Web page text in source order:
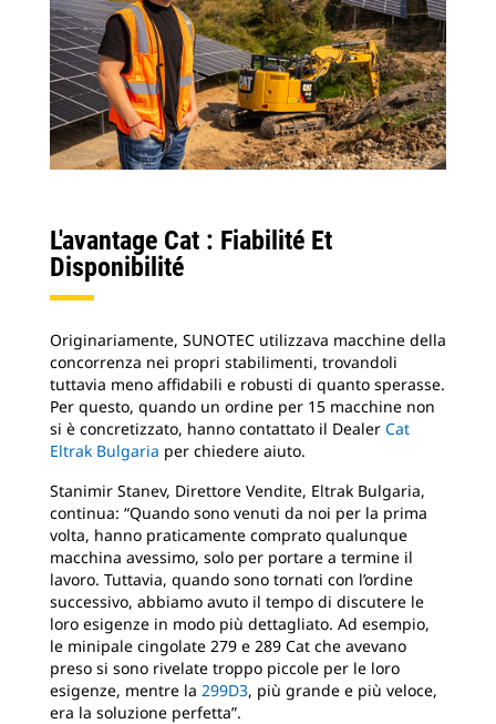
L'avantage Cat : Fiabilité Et
Disponibilité
Originariamente, SUNOTEC utilizzava macchine della
concorrenza nei propri stabilimenti, trovandoli
tuttavia meno affidabili e robusti di quanto sperasse.
Per questo, quando un ordine per 15 macchine non
si è concretizzato, hanno contattato il Dealer Cat
Eltrak Bulgaria per chiedere aiuto.
Stanimir Stanev, Direttore Vendite, Eltrak Bulgaria,
continua: “Quando sono venuti da noi per la prima
volta, hanno praticamente comprato qualunque
macchina avessimo, solo per portare a termine il
lavoro. Tuttavia, quando sono tornati con l’ordine
successivo, abbiamo avuto il tempo di discutere le
loro esigenze in modo più dettagliato. Ad esempio,
le minipale cingolate 279 e 289 Cat che avevano
preso si sono rivelate troppo piccole per le loro
esigenze, mentre la 299D3, più grande e più veloce,
era la soluzione perfetta”.